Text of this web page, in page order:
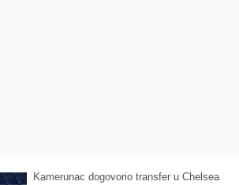
Kamerunac dogovorio transfer u Chelsea